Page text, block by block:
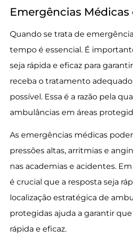
Emergências Médicas
Quando se trata de
tempo é essencial. É
seja rápida e eficaz para
receba o tratamento
possível. Essa é a razão pela
ambulâncias em áreas
As emergências médicas
pressões altas, arritmias e
nas academias e acidentes.
é crucial que a resposta seja
localização estratégica de
protegidas ajuda a garantir que
rápida e eficaz.